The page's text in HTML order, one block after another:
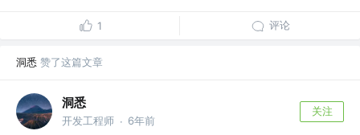
1 评论
洞悉 赞了这篇文章
洞悉
开发工程师 · 6年前
关注